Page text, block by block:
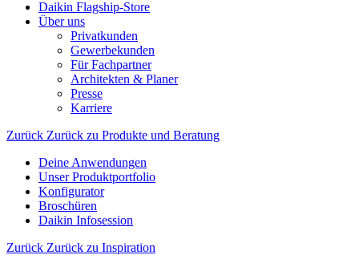
Daikin Flagship-Store
Über uns
Privatkunden
Gewerbekunden
Für Fachpartner
Architekten & Planer
Presse
Karriere
Zurück Zurück zu Produkte und Beratung
Deine Anwendungen
Unser Produktportfolio
Konfigurator
Broschüren
Daikin Infosession
Zurück Zurück zu Inspiration